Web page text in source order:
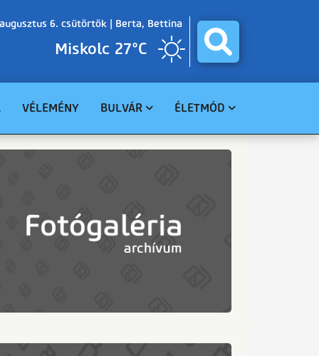
6. csütörtök | Berta, Bettina
Miskolc 27°C
VÉLEMÉNY BULVÁR
BALESET
ÉLETMÓD
GASZTRO
TUDOMÁNY
KÖRNYEZET